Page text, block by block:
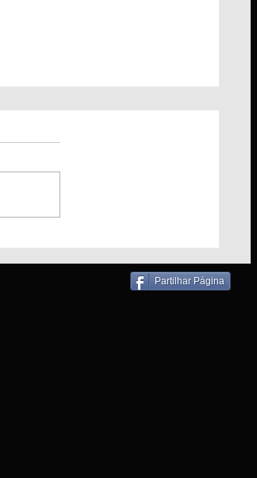
Incêndio em Padaria
mobiliza bombeiros para
Partilhar Página